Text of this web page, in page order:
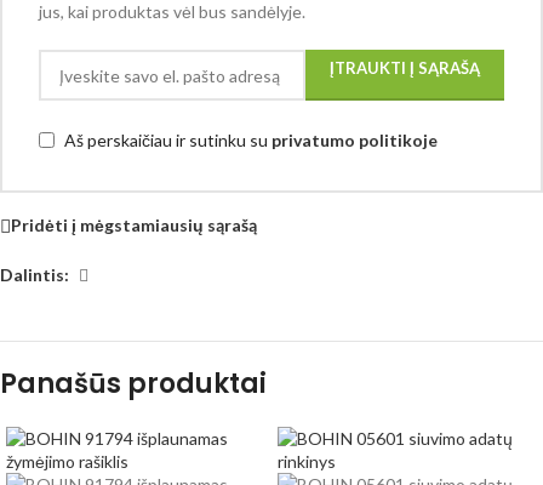
jus, kai produktas vėl bus sandėlyje.
ĮTRAUKTI Į SĄRAŠĄ
Aš perskaičiau ir sutinku su privatumo politikoje
Pridėti į mėgstamiausių sąrašą
Dalintis:
Panašūs produktai